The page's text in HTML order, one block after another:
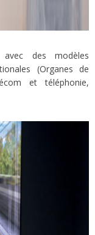
avec des modèles
(Organes de
et téléphonie,